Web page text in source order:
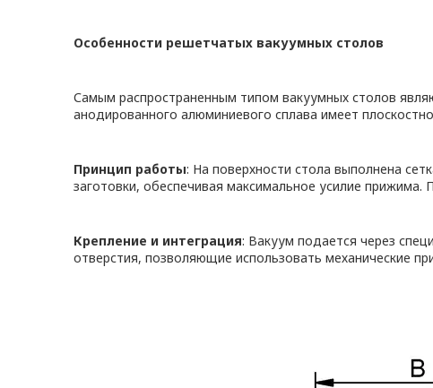
Особенности решетчатых вакуумных столов
Самым распространенным типом вакуумных столов
анодированного алюминиевого сплава имеет
Принцип работы: На поверхности стола выполнена
заготовки, обеспечивая максимальное усилие
Крепление и интеграция: Вакуум подается через
отверстия, позволяющие использовать механические